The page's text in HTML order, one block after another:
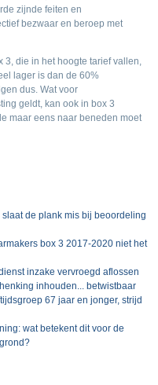
zijnde feiten en
bezwaar en beroep met
3, die in het hoogte tarief vallen,
lager is dan de 60%
dus. Wat voor
geldt, kan ook in box 3
maar eens naar beneden moet
de plank mis bij beoordeling
box 3 2017-2020 niet het
inzake vervroegd aflossen
inhouden... betwistbaar
67 jaar en jonger, strijd
wat betekent dit voor de